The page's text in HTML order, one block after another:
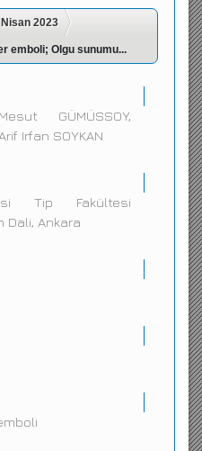
Nisan 2023
emboli; Olgu sunumu...
GÜMÜSSOY,
Irfan SOYKAN
Tip Fakültesi
Dali, Ankara